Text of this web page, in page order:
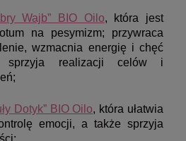
Wajb” BIO Oilo, która jest
na pesymizm; przywraca
wzmacnia energię i chęć
sprzyja realizacji celów i
Dotyk” BIO Oilo, która ułatwia
emocji, a także sprzyja